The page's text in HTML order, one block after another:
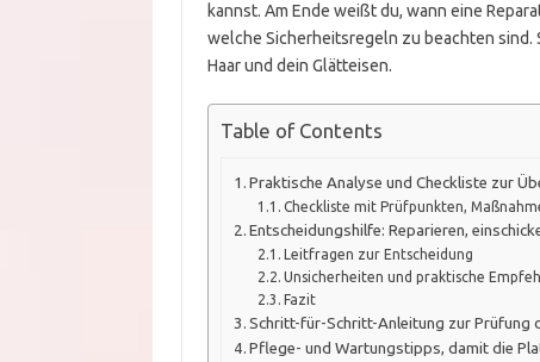
kannst. Am Ende weißt du, wann eine
welche Sicherheitsregeln zu beachten
Haar und dein Glätteisen.
Table of Contents
Praktische Analyse und Checkliste zur
Checkliste mit Prüfpunkten,
Entscheidungshilfe: Reparieren,
Leitfragen zur Entscheidung
Unsicherheiten und praktische
Fazit
Schritt-für-Schritt-Anleitung zur Prüfung
Pflege- und Wartungstipps, damit die